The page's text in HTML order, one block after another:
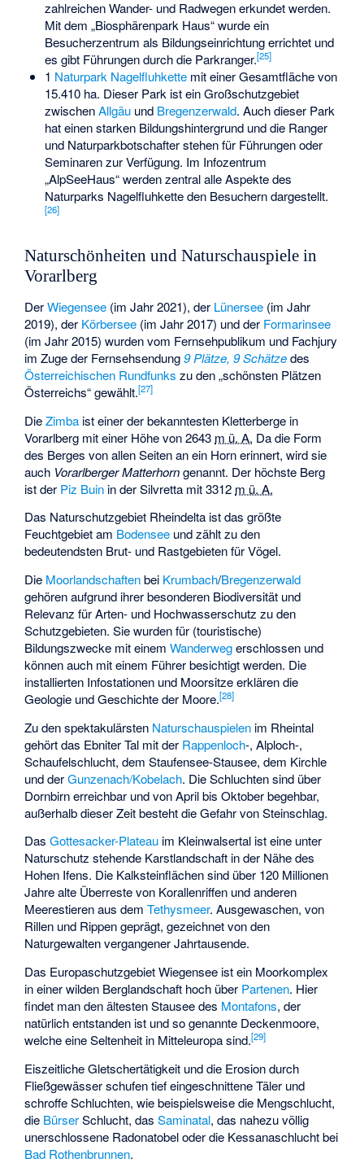
zahlreichen Wander- und Radwegen erkundet werden.
Mit dem „Biosphärenpark Haus“ wurde ein
Besucherzentrum als Bildungseinrichtung errichtet und
es gibt Führungen durch die Parkranger.[25]
1 Naturpark Nagelfluhkettemit einer Gesamtfläche von
15.410 ha. Dieser Park ist ein Großschutzgebiet
zwischenAllgäuund Bregenzerwald. Auch dieser Park
hat einen starken Bildungshintergrund und die Ranger
und Naturparkbotschafter stehen für Führungen oder
Seminaren zur Verfügung. Im Infozentrum
„AlpSeeHaus“ werden zentral alle Aspekte des
Naturparks Nagelfluhkette den Besuchern dargestellt.
[26]
Naturschönheiten und Naturschauspiele in
Vorarlberg
DerWiegensee (im Jahr 2021), der Lünersee (im Jahr
2019), der Körbersee (im Jahr 2017) und der Formarinsee
(im Jahr 2015) wurden vom Fernsehpublikum und Fachjury
im Zuge der Fernsehsendung9 Plätze, 9 Schätzedes
Österreichischen Rundfunks zu den „schönsten Plätzen
Österreichs“ gewählt.[27]
DieZimba ist einer der bekanntesten Kletterberge in
Vorarlberg mit einer Höhe von2643 m ü. A. Da die Form
des Berges von allen Seiten an ein Horn erinnert, wird sie
auch Vorarlberger Matterhorngenannt. Der höchste Berg
ist der Piz Buin in der Silvretta mit3312 m ü. A.
Das Naturschutzgebiet Rheindelta ist das größte
Feuchtgebiet am Bodensee und zählt zu den
bedeutendsten Brut- und Rastgebieten für Vögel.
Die Moorlandschaftenbei Krumbach/Bregenzerwald
gehören aufgrund ihrer besonderen Biodiversität und
Relevanz für Arten- und Hochwasserschutz zu den
Schutzgebieten. Sie wurden für (touristische)
Bildungszwecke mit einemWanderwegerschlossen und
können auch mit einem Führer besichtigt werden. Die
installierten Infostationen und Moorsitze erklären die
Geologie und Geschichte der Moore.[28]
Zu den spektakulärsten Naturschauspielen im Rheintal
gehört das Ebniter Tal mit der Rappenloch-, Alploch-,
Schaufelschlucht, demStaufensee-Stausee, dem Kirchle
und derGunzenach/Kobelach. Die Schluchten sind über
Dornbirn erreichbar und von April bis Oktober begehbar,
außerhalb dieser Zeit besteht die Gefahr von Steinschlag.
DasGottesacker-Plateau im Kleinwalsertal ist eine unter
Naturschutz stehende Karstlandschaft in der Nähe des
Hohen Ifens. Die Kalksteinflächen sind über 120 Millionen
Jahre alte Überreste von Korallenriffen und anderen
Meerestieren aus demTethysmeer. Ausgewaschen, von
Rillen und Rippen geprägt, gezeichnet von den
Naturgewalten vergangener Jahrtausende.
Das Europaschutzgebiet Wiegensee ist ein Moorkomplex
in einer wilden Berglandschaft hoch über Partenen. Hier
findet man den ältesten Stausee des Montafons, der
natürlich entstanden ist und so genannte Deckenmoore,
welche eine Seltenheit in Mitteleuropa sind.[29]
Eiszeitliche Gletschertätigkeit und die Erosion durch
Fließgewässer schufen tief eingeschnittene Täler und
schroffe Schluchten, wie beispielsweise die Mengschlucht,
die BürserSchlucht, dasSaminatal, das nahezu völlig
unerschlossene Radonatobel oder die Kessanaschlucht bei
Bad Rothenbrunnen.